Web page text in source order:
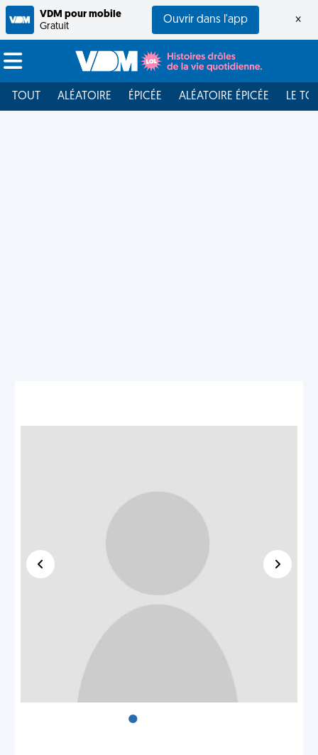
VDM pour mobile
Gratuit
Ouvrir dans l'app ×
TOUT ALÉATOIRE ÉPICÉE ALÉATOIRE ÉPICÉE LE
•